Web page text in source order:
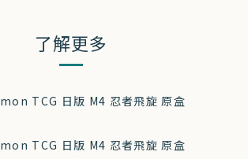
了解更多